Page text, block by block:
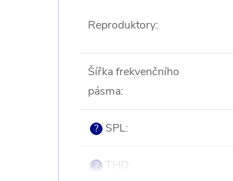
Reproduktory:
Šířka frekvenčního
pásma:
? SPL:
? THD: